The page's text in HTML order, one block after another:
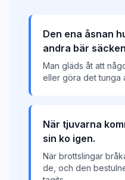
Den ena åsnan
andra bär
Man gläds åt att
eller göra det tunga
När tjuvarna
sin ko igen.
När brottslingar
de, och den